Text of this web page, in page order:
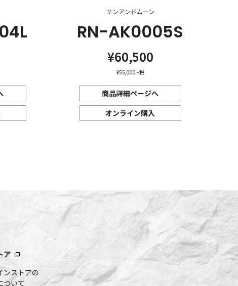
サンアンドムーン
RN-AK0005S
¥60,500
¥55,000 +税
商品詳細ページへ
オンライン購入
ア
ストアの
ついて